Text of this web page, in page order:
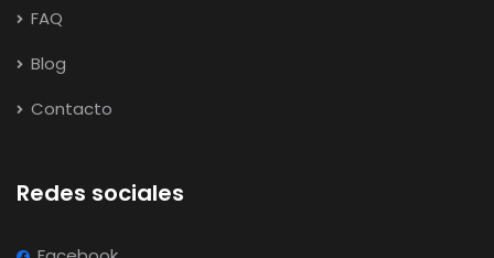
FAQ
Blog
Contacto
Redes sociales